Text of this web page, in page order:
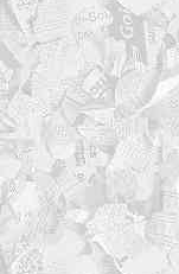
echo
echo
#
if [[
printf